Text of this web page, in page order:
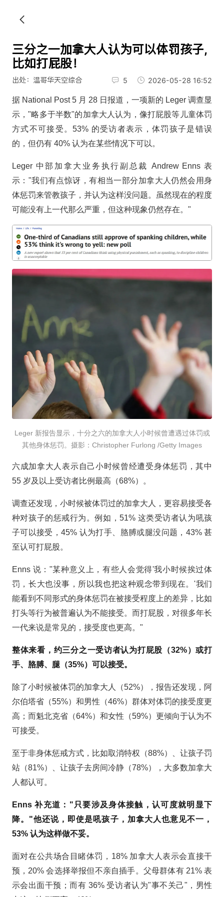
三分之一加拿大人认为可以体罚孩子,
比如打屁股！
出处：温哥华天空综合 5 2026-05-28 16:52
据 National Post 5 月 28 日报道，一项新的 Leger 调查显
示，"略多于半数"的加拿大人认为，像打屁股等儿童体罚
方式不可接受。53% 的受访者表示，体罚孩子是错误
的，但仍有 40% 认为在某些情况下可以。
Leger 中部加拿大业务执行副总裁 Andrew Enns 表
示："我们有点惊讶，有相当一部分加拿大人仍然会用身
体惩罚来管教孩子，并认为这样没问题。虽然现在的程度
可能没有上一代那么严重，但这种现象仍然存在。"
Leger 新报告显示，十分之六的加拿大人小时候曾遭遇过体罚或
其他身体惩罚。摄影：Christopher Furlong /Getty Images
六成加拿大人表示自己小时候曾经遭受身体惩罚，其中
55 岁及以上受访者比例最高（68%）。
调查还发现，小时候被体罚过的加拿大人，更容易接受各
种对孩子的惩戒行为。例如，51% 这类受访者认为吼孩
子可以接受，45% 认为打手、胳膊或腿没问题，43% 甚
至认可打屁股。
Enns 说："某种意义上，有些人会觉得'我小时候挨过体
罚，长大也没事，所以我也把这种观念带到现在。'我们
能看到不同形式的身体惩罚在被接受程度上的差异，比如
打头等行为被普遍认为不能接受。而打屁股，对很多年长
一代来说是常见的，接受度也更高。"
整体来看，约三分之一受访者认为打屁股（32%）或打
手、胳膊、腿（35%）可以接受。
除了小时候被体罚的加拿大人（52%），报告还发现，阿
尔伯塔省（55%）和男性（46%）群体对体罚的接受度更
高；而魁北克省（64%）和女性（59%）更倾向于认为不
可接受。
至于非身体惩戒方式，比如取消特权（88%）、让孩子罚
站（81%）、让孩子去房间冷静（78%），大多数加拿大
人都认可。
Enns 补充道："只要涉及身体接触，认可度就明显下
降。"他还说，即使是吼孩子，加拿大人也意见不一，
53% 认为这样做不妥。
面对在公共场合目睹体罚，18% 加拿大人表示会直接干
预，20% 会选择举报但不亲自插手。父母群体有 21% 表
示会出面干预；而有 36% 受访者认为"事不关己"，男性